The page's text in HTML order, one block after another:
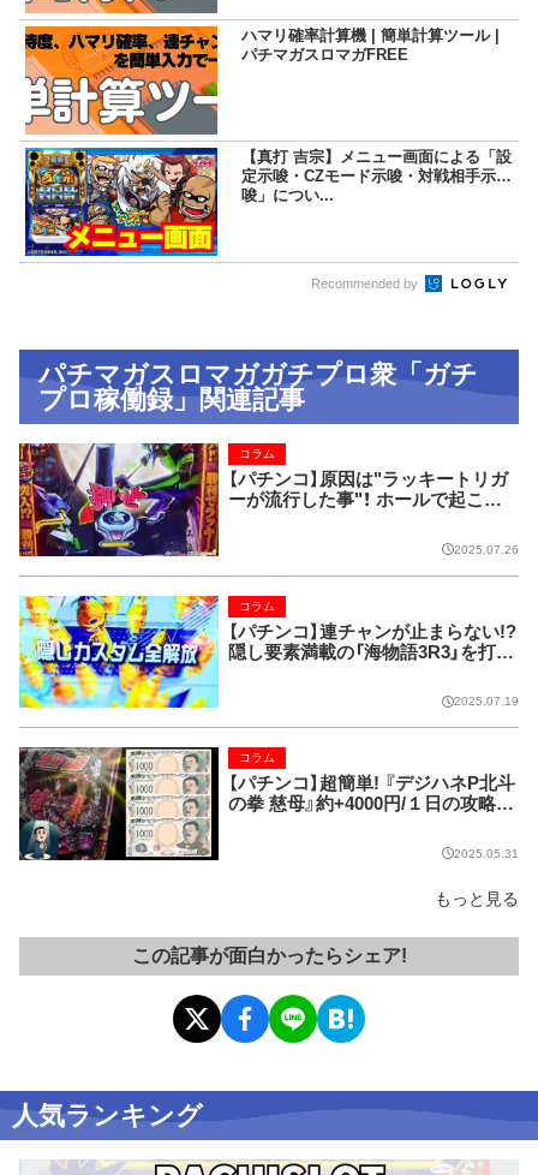
ハマリ確率計算機 | 簡単計算ツール |
パチマガスロマガFREE
【真打 吉宗】メニュー画面による「設
定示唆・CZモード示唆・対戦相手示
唆」につい...
Recommended by
パチマガスロマガガチプロ衆「ガチ
プロ稼働録」関連記事
【パチンコ】原因は"ラッキートリガ
ーが流行した事"！ ホールで起こっ
コラム
2025.07.26
【パチンコ】連チャンが止まらない!?
隠し要素満載の「海物語3R3」を打っ
コラム
2025.07.19
【パチンコ】超簡単! 『デジハネP北斗
の拳 慈母』約+4000円/１日の攻略法
コラム
2025.05.31
もっと見る
この記事が面白かったらシェア!
人気ランキング